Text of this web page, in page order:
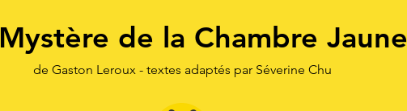
de la Chambre Jaune
de Gaston Leroux - textes adaptés par Séverine Chu